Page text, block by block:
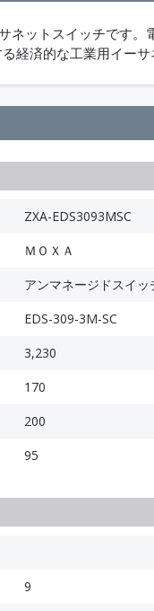
ネットスイッチです
経済的な工業用イーサ
ZXA-EDS3093MSC
ＭＯＸＡ
アンマネージドスイッ
EDS-309-3M-SC
3,230
170
200
95
9